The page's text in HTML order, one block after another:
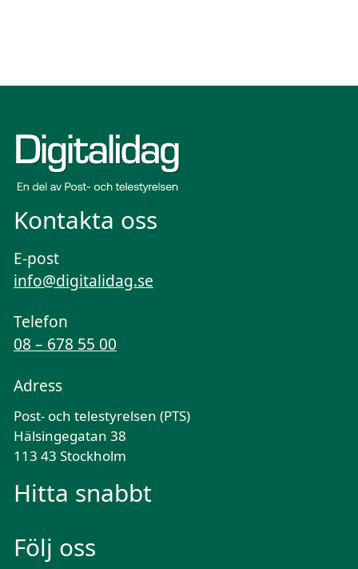
Kontakta oss
E-post
info@digitalidag.se
Telefon
08 – 678 55 00
Adress
Post- och telestyrelsen (PTS)
Hälsingegatan 38
113 43 Stockholm
Hitta snabbt
Följ oss